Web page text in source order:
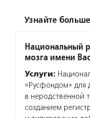
Узнайте
Национальный
мозга имени
Услуги:
«Русфондом» для
в неродственной
созданием